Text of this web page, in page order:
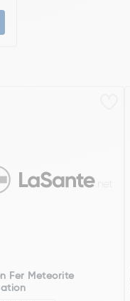
Fer Meteorite